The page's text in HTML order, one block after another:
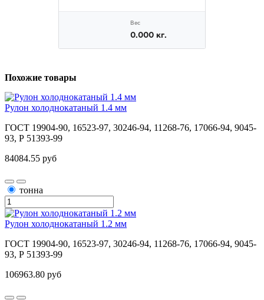
Похожие товары
Рулон холоднокатаный 1.4 мм
ГОСТ 19904-90, 16523-97, 30246-94, 11268-76, 17066-94, 9045-
93, Р 51393-99
84084.55 руб
тонна
Рулон холоднокатаный 1.2 мм
ГОСТ 19904-90, 16523-97, 30246-94, 11268-76, 17066-94, 9045-
93, Р 51393-99
106963.80 руб